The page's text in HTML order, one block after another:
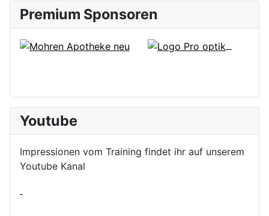
Premium Sponsoren
Youtube
Impressionen vom Training findet ihr auf unserem
Youtube Kanal